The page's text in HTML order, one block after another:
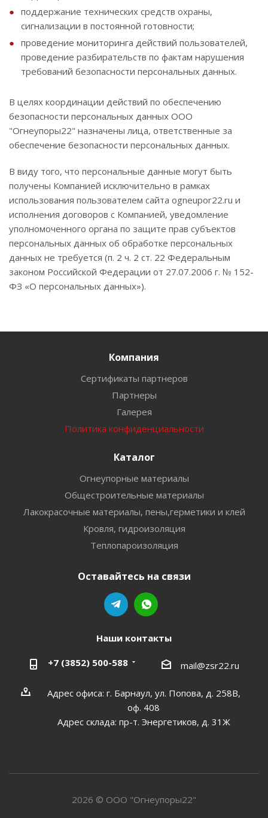
поддержание технических средств охраны,
сигнализации в постоянной готовности;
проведение мониторинга действий пользователей,
проведение разбирательств по фактам нарушения
требований безопасности персональных данных.
В целях координации действий по обеспечению
безопасности персональных данных ООО
"Огнеупоры22" назначены лица, ответственные за
обеспечение безопасности персональных данных.
В виду того, что персональные данные могут быть
получены Компанией исключительно в рамках
использования пользователем сайта ogneupor22.ru и
исполнения договоров с Компанией, уведомление
уполномоченного органа по защите прав субъектов
персональных данных об обработке персональных
данных не требуется (п. 2 ч. 2 ст. 22 Федеральным
законом Российской Федерации от 27.07.2006 г. № 152-
ФЗ «О персональных данных»).
Компания
Сертификаты партнеров
Партнеры
Галерея
Политика конфиденциальности
Каталог
Огнеупорные материалы
Общестроительные материалы
Лакокрасочные материалы, пены,герметики и клей
Кровля, гидроизоляция
Теплопароизоляция
Оставайтесь на связи
Наши контакты
+7 (3852) 500-588 mail@zsr22.ru
Адрес офиса: г. Барнаул, ул. Попова, д. 258В,
оф. 408
Адрес склада: пр-т. Энергетиков, д. 31Ж
2026 © ООО "Огнеупоры22"